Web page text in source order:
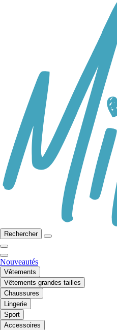
Rechercher
Nouveautés
Vêtements
Vêtements grandes tailles
Chaussures
Lingerie
Sport
Accessoires